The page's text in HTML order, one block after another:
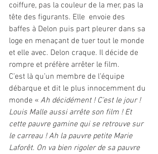
coiffure, pas la couleur de la mer, pas la
tête des figurants. Elle  envoie des
baffes à Delon puis part pleurer dans sa
loge en menaçant de tuer tout le monde
et elle avec. Delon craque. Il décide de
rompre et préfère arrêter le film.
C’est là qu’un membre de l’équipe
débarque et dit le plus innocemment du
monde « Ah décidément ! C’est le jour !
Louis Malle aussi arrête son film ! Et
cette pauvre gamine qui se retrouve sur
le carreau ! Ah la pauvre petite Marie
Laforêt. On va bien rigoler de sa pauvre